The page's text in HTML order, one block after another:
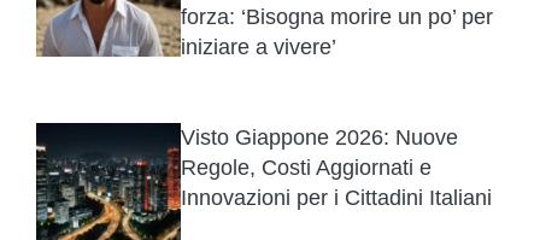
forza: ‘Bisogna morire un po’ per
iniziare a vivere’
Visto Giappone 2026: Nuove
Regole, Costi Aggiornati e
Innovazioni per i Cittadini Italiani